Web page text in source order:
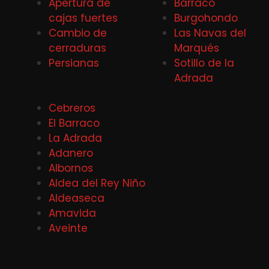
Apertura de
cajas fuertes
Cambio de
cerraduras
Persianas
Barraco
Burgohondo
Las Navas del
Marqués
Sotillo de la
Adrada
Cebreros
El Barraco
La Adrada
Adanero
Albornos
Aldea del Rey Niño
Aldeaseca
Amavida
Aveinte